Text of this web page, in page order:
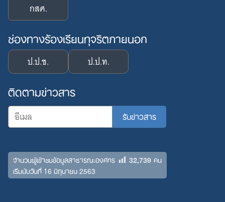
กสศ.
ช่องทางร้องเรียนทุจริตภายนอก
ป.ป.ช. ป.ป.ท.
ติดตามข่าวสาร
จำนวนผู้เข้าชมข้อมูลสาธารณะองค์กร 32,739คน
เริ่มนับวันที่ 16 มิถุนายน 2563